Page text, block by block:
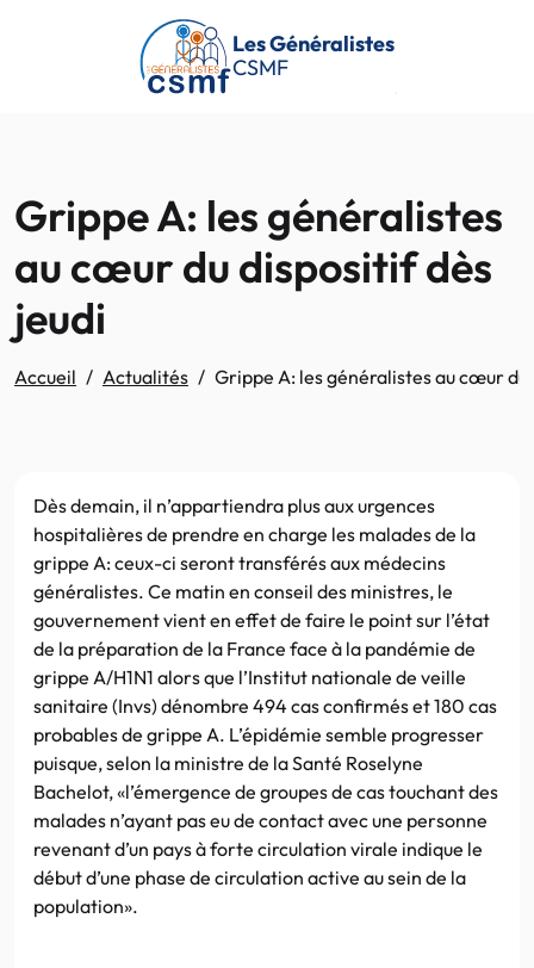
Passer au contenu principal
Les Généralistes
CSMF
Grippe A: les généralistes
au cœur du dispositif dès
jeudi
Accueil Actualités Grippe A: les généralistes au cœur
Dès demain, il n’appartiendra plus aux urgences
hospitalières de prendre en charge les malades de la
grippe A: ceux-ci seront transférés aux médecins
généralistes. Ce matin en conseil des ministres, le
gouvernement vient en effet de faire le point sur l’état
de la préparation de la France face à la pandémie de
grippe A/H1N1 alors que l’Institut nationale de veille
sanitaire (Invs) dénombre 494 cas confirmés et 180 cas
probables de grippe A. L’épidémie semble progresser
puisque, selon la ministre de la Santé Roselyne
Bachelot, «l’émergence de groupes de cas touchant des
malades n’ayant pas eu de contact avec une personne
revenant d’un pays à forte circulation virale indique le
début d’une phase de circulation active au sein de la
population».